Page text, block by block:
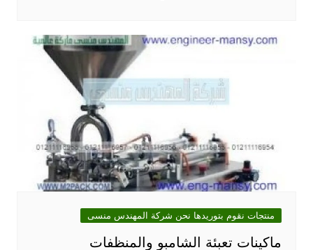
منتجات نقوم بتوريدها نحن شركة المهندس منسى
ماكينات تعبئة الشامبو والمنظفات